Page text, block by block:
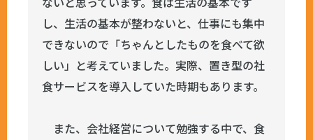
し、生活の基本が整わないと、仕事にも集中
できないので「ちゃんとしたものを食べて欲
しい」と考えていました。実際、置き型の社
食サービスを導入していた時期もあります。
また、会社経営について勉強する中で、食